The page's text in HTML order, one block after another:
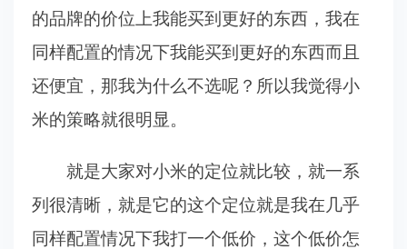
的品牌的价位上我能买到更好的东西，我在
同样配置的情况下我能买到更好的东西而且
还便宜，那我为什么不选呢？所以我觉得小
米的策略就很明显。
就是大家对小米的定位就比较，就一系
列很清晰，就是它的这个定位就是我在几乎
同样配置情况下我打一个低价，这个低价怎